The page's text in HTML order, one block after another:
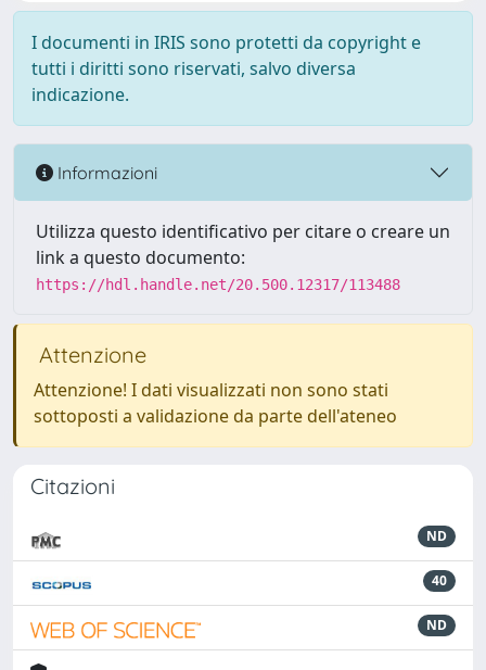
I documenti in IRIS sono protetti da copyright e
tutti i diritti sono riservati, salvo diversa
indicazione.
Informazioni
Utilizza questo identificativo per citare o creare un
link a questo documento:
https://hdl.handle.net/20.500.12317/113488
Attenzione
Attenzione! I dati visualizzati non sono stati
sottoposti a validazione da parte dell'ateneo
Citazioni
ND
40
ND